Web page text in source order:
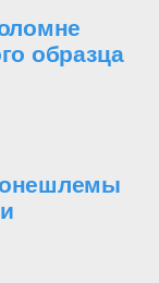
образца